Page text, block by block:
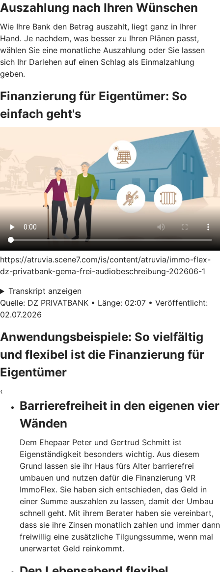
Auszahlung nach Ihren Wünschen
Wie Ihre Bank den Betrag auszahlt, liegt ganz in Ihrer
Hand. Je nachdem, was besser zu Ihren Plänen passt,
wählen Sie eine monatliche Auszahlung oder Sie lassen
sich Ihr Darlehen auf einen Schlag als Einmalzahlung
geben.
Finanzierung für Eigentümer: So
einfach geht's
https://atruvia.scene7.com/is/content/atruvia/immo-flex-
dz-privatbank-gema-frei-audiobeschreibung-202606-1
Transkript anzeigen
Quelle: DZ PRIVATBANK • Länge: 02:07 • Veröffentlicht:
02.07.2026
Anwendungsbeispiele: So vielfältig
und flexibel ist die Finanzierung für
Eigentümer
‹
Barrierefreiheit in den eigenen vier
Wänden
Dem Ehepaar Peter und Gertrud Schmitt ist
Eigenständigkeit besonders wichtig. Aus diesem
Grund lassen sie ihr Haus fürs Alter barrierefrei
umbauen und nutzen dafür die Finanzierung VR
ImmoFlex. Sie haben sich entschieden, das Geld in
einer Summe auszahlen zu lassen, damit der Umbau
schnell geht. Mit ihrem Berater haben sie vereinbart,
dass sie ihre Zinsen monatlich zahlen und immer dann
freiwillig eine zusätzliche Tilgungssumme, wenn mal
unerwartet Geld reinkommt.